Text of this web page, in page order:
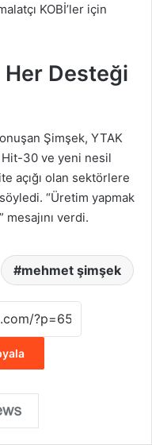
KOBİ’ler için
Her Desteği
Şimşek, YTAK
Hit-30 ve yeni nesil
açığı olan sektörlere
“Üretim yapmak
mesajını verdi.
mehmet şimşek